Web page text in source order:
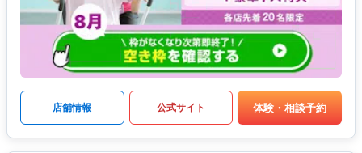
店舗情報 公式サイト 体験・相談予約